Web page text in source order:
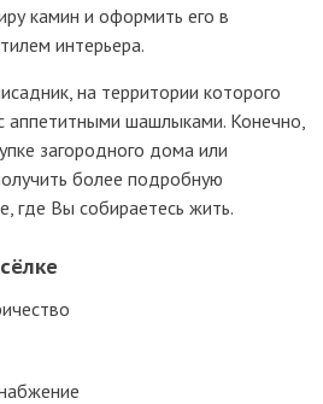
камин и оформить его в
интерьера.
на территории которого
аппетитными шашлыками. Конечно,
загородного дома или
более подробную
где Вы собираетесь жить.